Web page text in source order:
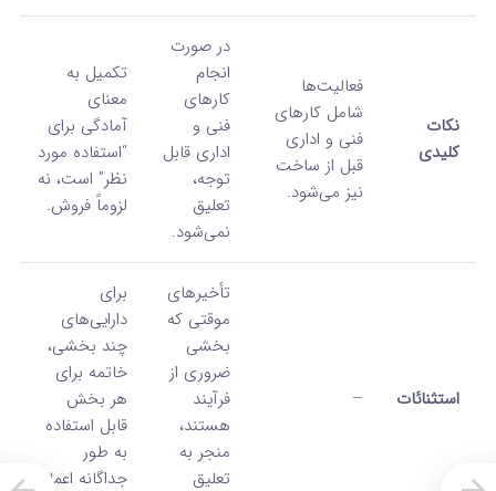
نکات
کلیدی
فعالیت‌ها
شامل کارهای
فنی و اداری
قبل از ساخت
نیز می‌شود.
در صورت
انجام
کارهای
فنی و
اداری قابل
توجه،
تعلیق
نمی‌شود.
تکمیل به
معنای
آمادگی برای
“استفاده مورد
نظر” است، نه
لزوماً فروش.
استثنائات –
تأخیرهای
موقتی که
بخشی
ضروری از
فرآیند
هستند،
منجر به
تعلیق
برای
دارایی‌های
چند بخشی،
خاتمه برای
هر بخش
قابل استفاده
به طور
جداگانه اعمال